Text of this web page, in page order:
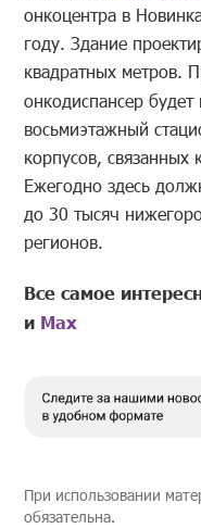
онкоцентра в
году. Здание
квадратных метров.
онкодиспансер будет
восьмиэтажный
корпусов,
Ежегодно здесь
до 30 тысяч
регионов.
Все самое
и Mах
При использовании
обязательна.